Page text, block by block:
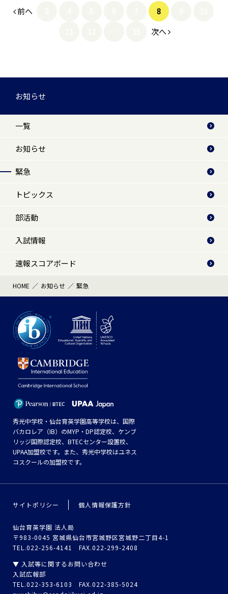
前へ 8
次へ
お知らせ
一覧
お知らせ
緊急
トピックス
部活動
入試情報
速報スコアボード
HOME お知らせ 緊急
秀光中学校・仙台育英学園高等学校は、国際
バカロレア（IB）のMYP・DP認定校、ケンブ
リッジ国際認定校、BTECセンター設置校、
UPAA加盟校です。また、秀光中学校はユネス
コスクールの加盟校です。
サイトポリシー 個人情報保護方針
仙台育英学園 法人局
〒983-0045 宮城県仙台市宮城野区宮城野二丁目4-1
TEL.022-256-4141 FAX.022-299-2408
▼ 入試等に関するお問い合わせ
入試広報部
TEL.022-353-6103 FAX.022-385-5024